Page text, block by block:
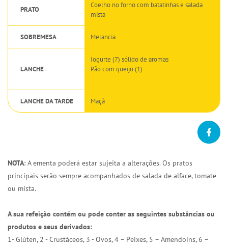
PRATO
Coelho no forno com batatinhas e salada
mista
SOBREMESA Melancia
LANCHE
Iogurte (7) sólido de aromas
Pão com queijo (1)
LANCHE DA TARDE Maçã
NOTA: A ementa poderá estar sujeita a alterações. Os pratos
principais serão sempre acompanhados de salada de alface, tomate
ou mista.
A sua refeição contém ou pode conter as seguintes substâncias ou
produtos e seus derivados:
1- Glúten, 2 - Crustáceos, 3 - Ovos, 4 – Peixes, 5 – Amendoins, 6 –